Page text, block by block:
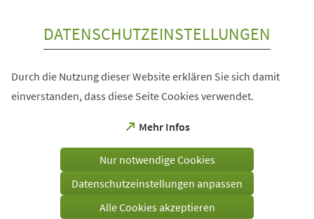
DATENSCHUTZEINSTELLUNGEN
Durch die Nutzung dieser Website erklären Sie sich damit
einverstanden, dass diese Seite Cookies verwendet.
Mehr Infos
(Öffnet
einem
Tab)
Nur notwendige Cookies
Datenschutzeinstellungen anpassen
Alle Cookies akzeptieren